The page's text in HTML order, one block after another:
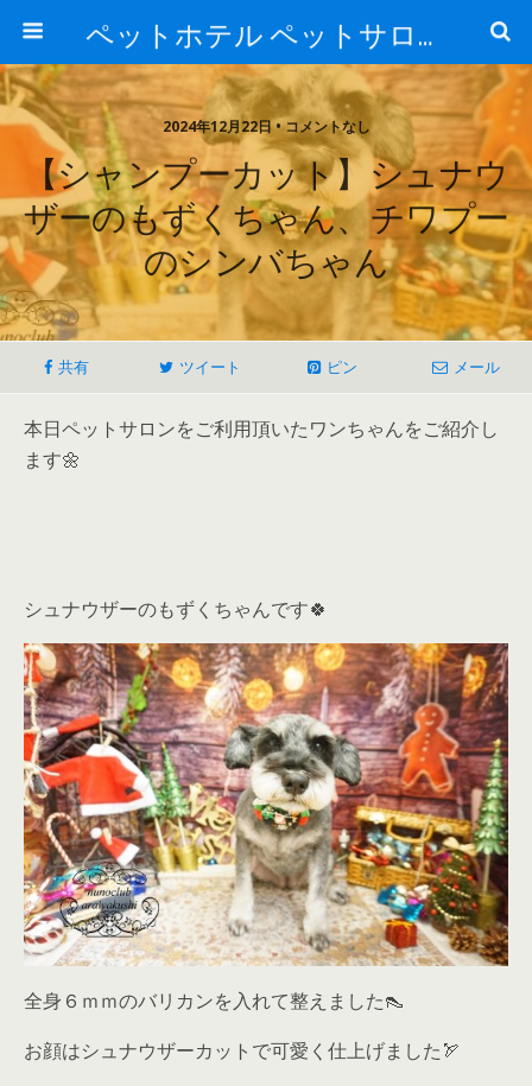
ペットホテル ペットサロン トリミングサロン 東京 ヌーノクラブのブログ
2024年12月22日 • コメントなし
【シャンプーカット】シュナウ
ザーのもずくちゃん、チワプー
のシンバちゃん
共有 ツイート ピン メール
本日ペットサロンをご利用頂いたワンちゃんをご紹介し
ます🌼
シュナウザーのもずくちゃんです🍀
全身６ｍｍのバリカンを入れて整えました👠
お顔はシュナウザーカットで可愛く仕上げました🏹